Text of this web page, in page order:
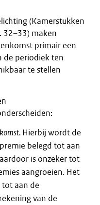
(Kamerstukken
32–33) maken
primair een
de periodiek ten
te stellen
Hierbij wordt de
belegd tot aan
is onzeker tot
aangroeien. Het
tot aan de
van de